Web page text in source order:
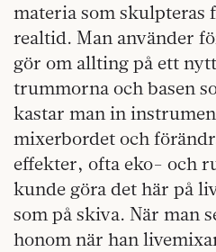
materia som
realtid. Man använder
gör om allting på ett
trummorna och basen
kastar man in
mixerbordet och
effekter, ofta eko- och
kunde göra det här på
som på skiva. När man
honom när han